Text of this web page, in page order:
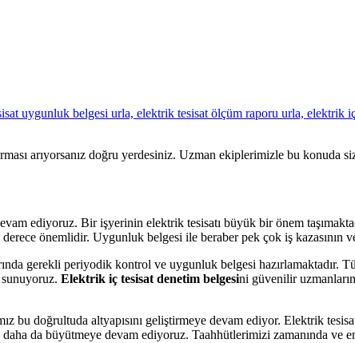
arıyorsanız doğru yerdesiniz. Uzman ekiplerimizle bu konuda
ediyoruz. Bir işyerinin elektrik tesisatı büyük bir önem
önemlidir. Uygunluk belgesi ile beraber pek çok iş kazasının
gerekli periyodik kontrol ve uygunluk belgesi hazırlamaktadır.
Elektrik iç tesisat denetim belgesini güvenilir
bu doğrultuda altyapısını geliştirmeye devam ediyor. Elektrik
da büyütmeye devam ediyoruz. Taahhütlerimizi zamanında ve